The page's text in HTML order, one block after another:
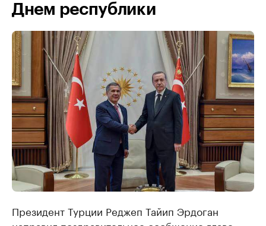
Днем республики
Президент Турции Реджеп Тайип Эрдоган